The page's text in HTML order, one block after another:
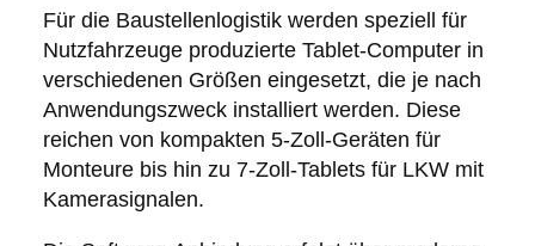
Für die Baustellenlogistik werden speziell für
Nutzfahrzeuge produzierte Tablet-Computer in
verschiedenen Größen eingesetzt, die je nach
Anwendungszweck installiert werden. Diese
reichen von kompakten 5-Zoll-Geräten für
Monteure bis hin zu 7-Zoll-Tablets für LKW mit
Kamerasignalen.